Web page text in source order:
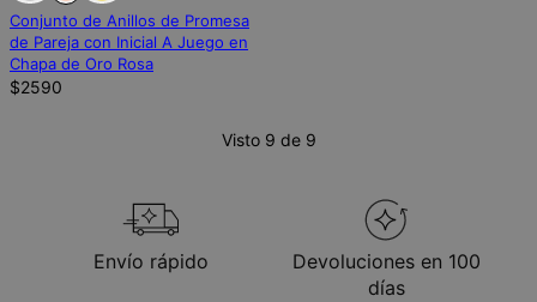
Conjunto de Anillos de Promesa
de Pareja con Inicial A Juego en
Chapa de Oro Rosa
$2590
Visto 9 de 9
Envío rápido
Devoluciones en 100
días